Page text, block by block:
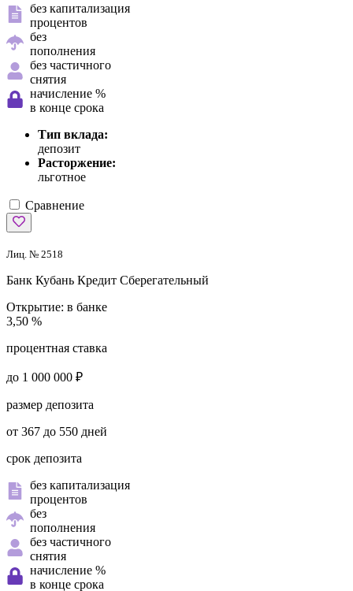
без капитализация
процентов
без
пополнения
без частичного
снятия
начисление %
в конце срока
Тип вклада:
депозит
Расторжение:
льготное
Сравнение
Лиц. № 2518
Банк Кубань Кредит Сберегательный
Открытие: в банке
3,50 %
процентная ставка
до 1 000 000 ₽
размер депозита
от 367 до 550 дней
срок депозита
без капитализация
процентов
без
пополнения
без частичного
снятия
начисление %
в конце срока